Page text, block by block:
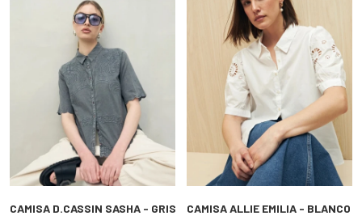
CAMISA D.CASSIN SASHA - GRIS CAMISA ALLIE EMILIA - BLANCO